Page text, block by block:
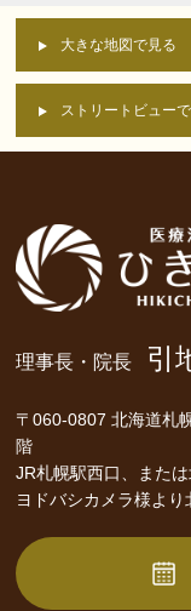
大きな地図で見る
ストリートビュー
理事長・院長 引
〒060-0807 北海道札
階
JR札幌駅西口、また
ヨドバシカメラ様より